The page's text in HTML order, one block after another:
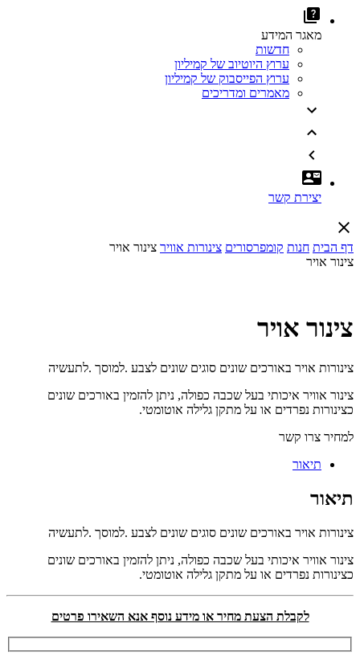
מאגר המידע
חדשות
ערוץ היוטיוב של קמיליון
ערוץ הפייסבוק של קמיליון
מאמרים ומדריכים
יצירת קשר
דף הבית חנות קומפרסורים צינורות אוויר צינור אויר
צינור אויר
צינור אויר
צינורות אויר באורכים שונים סוגים שונים לצבע .למוסך .לתעשיה
צינור אוויר איכותי בעל שכבה כפולה, ניתן להזמין באורכים שונים
כצינורות נפרדים או על מתקן גלילה אוטומטי.
למחיר צרו קשר
תיאור
תיאור
צינורות אויר באורכים שונים סוגים שונים לצבע .למוסך .לתעשיה
צינור אוויר איכותי בעל שכבה כפולה, ניתן להזמין באורכים שונים
כצינורות נפרדים או על מתקן גלילה אוטומטי.
לקבלת הצעת מחיר או מידע נוסף אנא השאירו פרטים